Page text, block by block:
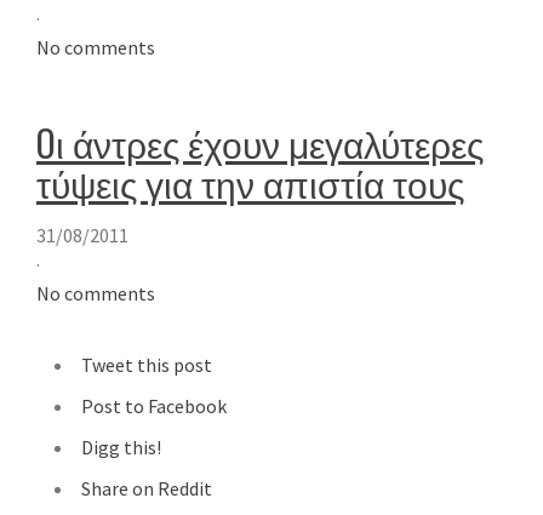
·
No comments
Oι άντρες έχουν μεγαλύτερες
τύψεις για την απιστία τους
31/08/2011
·
No comments
Tweet this post
Post to Facebook
Digg this!
Share on Reddit